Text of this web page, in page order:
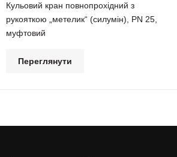
Кульовий кран повнопрохідний з
рукояткою „метелик“ (силумін), РN 25,
муфтовий
Переглянути